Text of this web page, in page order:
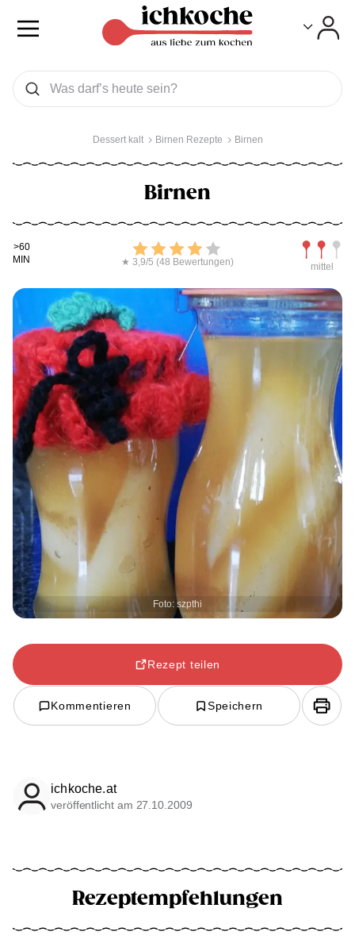
Was wollen Sie suchen
Suchen
Dessert kalt Birnen Rezepte Birnen
Birnen
Kochdauer
>60
MIN
Bewerten
★ 3,9/5 (48 Bewertungen) mittel
Foto: szpthi
Rezept teilen
Kommentieren Speichern
ichkoche.at
veröffentlicht am 27.10.2009
Rezeptempfehlungen